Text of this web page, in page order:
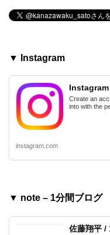
▼ Instagram
Instagram
Create an
into with the
instagram.com
▼ note – 1分間ブログ
佐藤翔平 /